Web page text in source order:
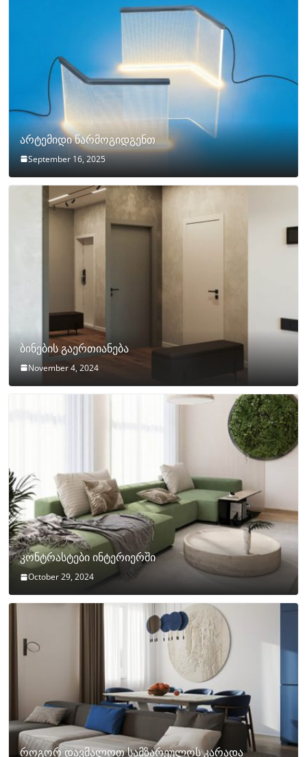
არტემიდი წარმოგიდგენთ
September 16, 2025
ბინების გაერთიანება
November 4, 2024
კონტრასტები ინტერიერში
October 29, 2024
როგორ დავმალოთ სამზარეულოს კარადა